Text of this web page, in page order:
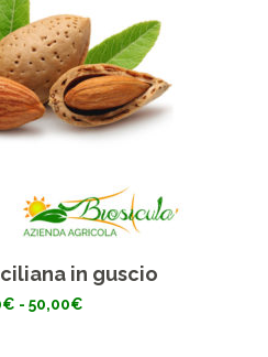
in guscio
€ - 50,00€Fascia